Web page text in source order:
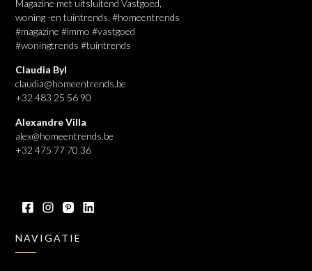
Magazine met uitsluitend Vastgoed,
woning -en tuintrends. #homeentrends
#magazine #immo #vastgoed
#woningtrends #tuintrends
Claudia Byl
claudia@homeentrends.be
+32 483 25 56 90
Alexandre Villa
alex@homeentrends.be
+32 475 77 70 36
NAVIGATIE